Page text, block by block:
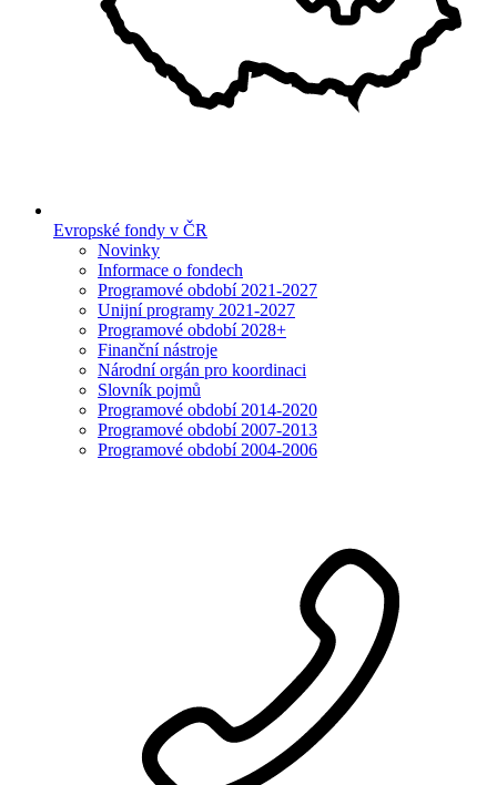
Evropské fondy v ČR
Novinky
Informace o fondech
Programové období 2021-2027
Unijní programy 2021-2027
Programové období 2028+
Finanční nástroje
Národní orgán pro koordinaci
Slovník pojmů
Programové období 2014-2020
Programové období 2007-2013
Programové období 2004-2006